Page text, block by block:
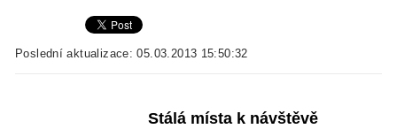
Poslední aktualizace: 05.03.2013 15:50:32
Stálá místa k návštěvě